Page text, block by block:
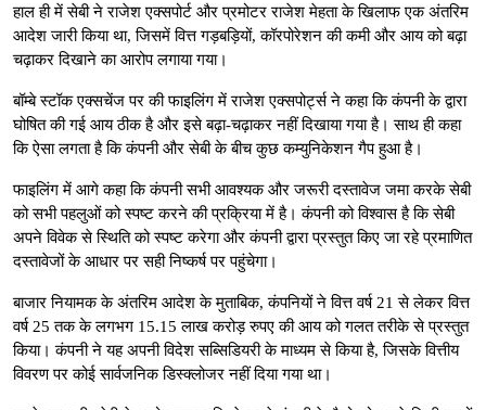
हाल ही में सेबी ने राजेश एक्सपोर्ट और प्रमोटर राजेश मेहता के खिलाफ एक अंतरिम
आदेश जारी किया था, जिसमें वित्त गड़बड़ियों, कॉरपोरेशन की कमी और आय को बढ़ा
चढ़ाकर दिखाने का आरोप लगाया गया।
बॉम्बे स्टॉक एक्सचेंज पर की फाइलिंग में राजेश एक्सपोर्ट्स ने कहा कि कंपनी के द्वारा
घोषित की गई आय ठीक है और इसे बढ़ा-चढ़ाकर नहीं दिखाया गया है। साथ ही कहा
कि ऐसा लगता है कि कंपनी और सेबी के बीच कुछ कम्युनिकेशन गैप हुआ है।
फाइलिंग में आगे कहा कि कंपनी सभी आवश्यक और जरूरी दस्तावेज जमा करके सेबी
को सभी पहलुओं को स्पष्ट करने की प्रक्रिया में है। कंपनी को विश्वास है कि सेबी
अपने विवेक से स्थिति को स्पष्ट करेगा और कंपनी द्वारा प्रस्तुत किए जा रहे प्रमाणित
दस्तावेजों के आधार पर सही निष्कर्ष पर पहुंचेगा।
बाजार नियामक के अंतरिम आदेश के मुताबिक, कंपनियों ने वित्त वर्ष 21 से लेकर वित्त
वर्ष 25 तक के लगभग 15.15 लाख करोड़ रुपए की आय को गलत तरीके से प्रस्तुत
किया। कंपनी ने यह अपनी विदेश सब्सिडियरी के माध्यम से किया है, जिसके वित्तीय
विवरण पर कोई सार्वजनिक डिस्क्लोजर नहीं दिया गया था।